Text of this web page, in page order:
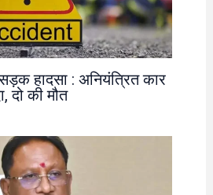
हादसा : अनियंत्रित कार
दो की मौत